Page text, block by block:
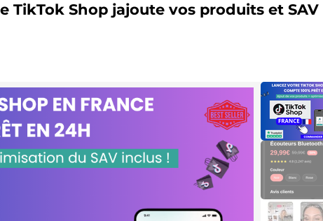
Shop jajoute vos produits et SAV